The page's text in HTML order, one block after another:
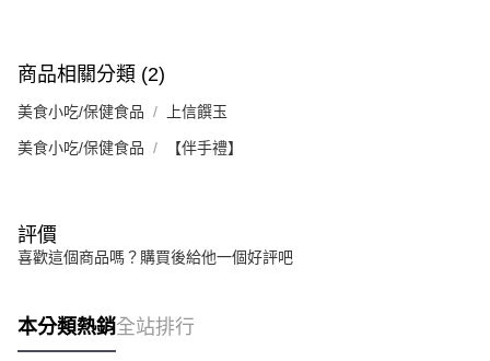
商品相關分類 (2)
美食小吃/保健食品 上信饌玉
美食小吃/保健食品 【伴手禮】
評價
喜歡這個商品嗎？購買後給他一個好評吧
本分類熱銷全站排行